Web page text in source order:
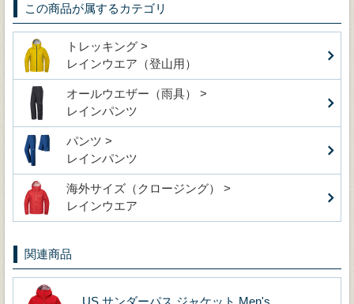
この商品が属するカテゴリ
トレッキング >
レインウエア（登山用）
オールウエザー（雨具） >
レインパンツ
パンツ >
レインパンツ
海外サイズ（クロージング） >
レインウエア
関連商品
US サンダーパス ジャケット Men's